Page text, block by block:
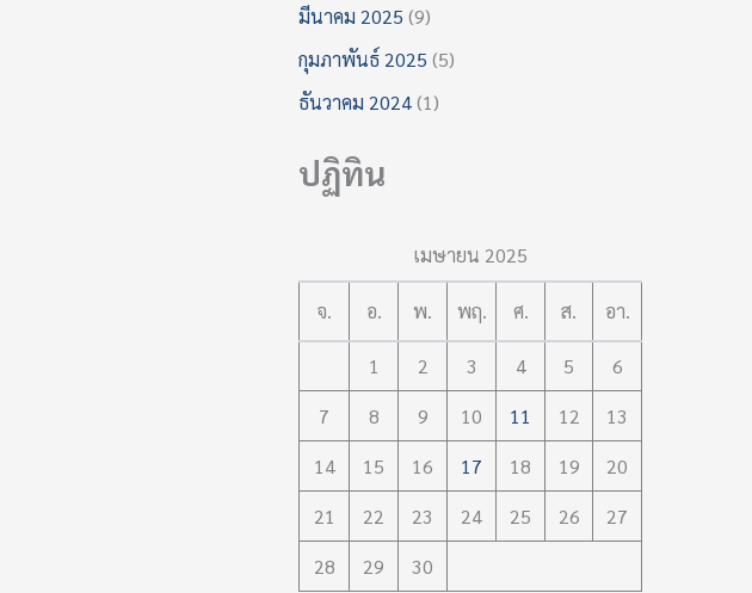
มีนาคม 2025 (9)
กุมภาพันธ์ 2025 (5)
ธันวาคม 2024(1)
ปฏิทิน
เมษายน 2025
จ. อ. พ. พฤ. ศ. ส. อา.
1 2 3 4 5
6
7
8 9 10 11 12
13
14
15 16 17 18 19
20
21
22 23 24 25 26
27
28
29 30